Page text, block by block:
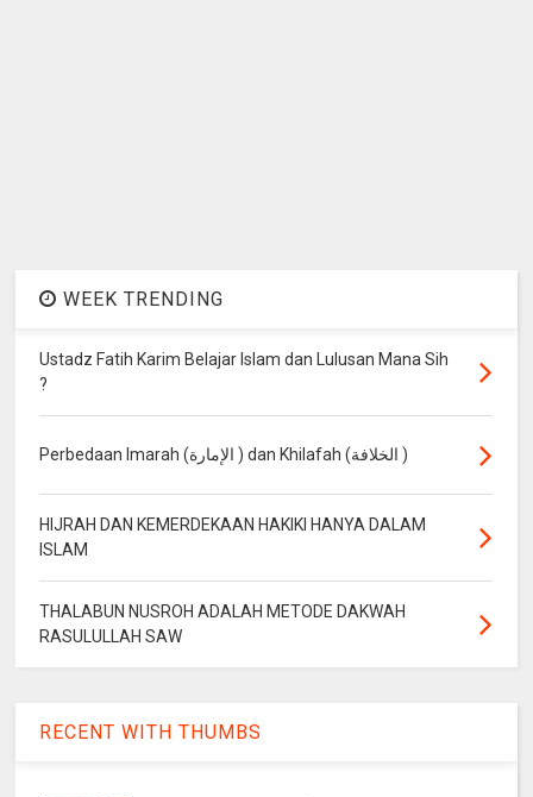
WEEK TRENDING
Ustadz Fatih Karim Belajar Islam dan Lulusan Mana Sih
?
Perbedaan Imarah (الإمارة ) dan Khilafah (الخلافة )
HIJRAH DAN KEMERDEKAAN HAKIKI HANYA DALAM
ISLAM
THALABUN NUSROH ADALAH METODE DAKWAH
RASULULLAH SAW
RECENT WITH THUMBS